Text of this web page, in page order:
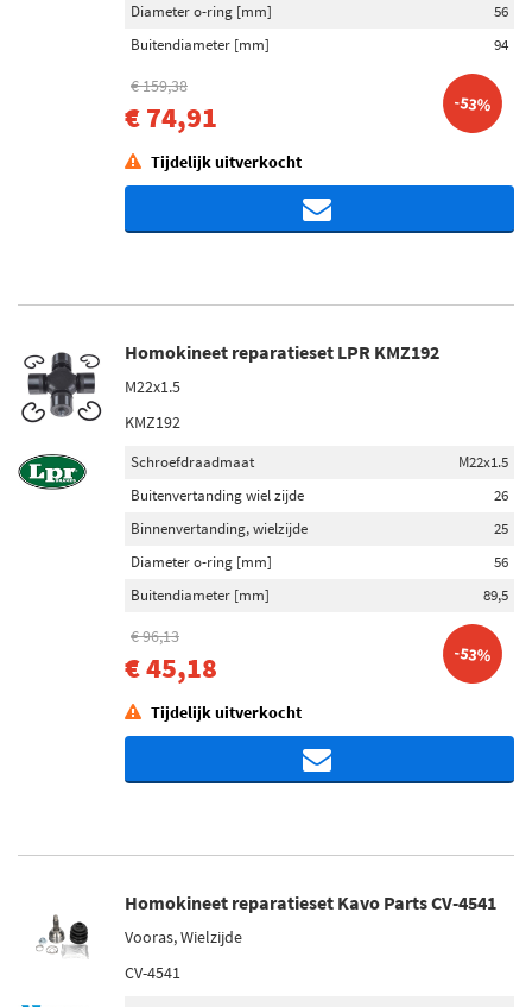
Diameter o-ring [mm]
56
Buitendiameter [mm]
94
€ 159,38
€ 74,91 -53%
Tijdelijk uitverkocht
Homokineet reparatieset LPR KMZ192
M22x1.5
KMZ192
Schroefdraadmaat
M22x1.5
Buitenvertanding wiel zijde
26
Binnenvertanding, wielzijde
25
Diameter o-ring [mm]
56
Buitendiameter [mm]
89,5
€ 96,13
€ 45,18 -53%
Tijdelijk uitverkocht
Homokineet reparatieset Kavo Parts CV-4541
Vooras, Wielzijde
CV-4541